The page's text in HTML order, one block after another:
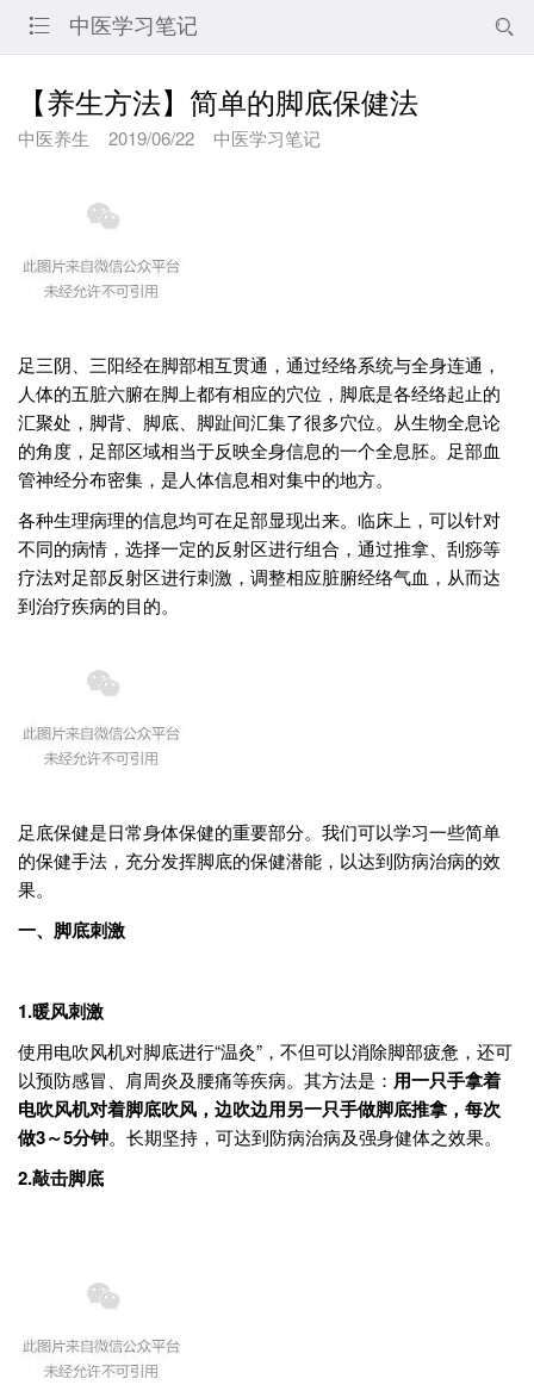
 中医学习笔记 
【养生方法】简单的脚底保健法
中医养生 2019/06/22 中医学习笔记
足三阴、三阳经在脚部相互贯通，通过经络系统与全身连通，
人体的五脏六腑在脚上都有相应的穴位，脚底是各经络起止的
汇聚处，脚背、脚底、脚趾间汇集了很多穴位。从生物全息论
的角度，足部区域相当于反映全身信息的一个全息胚。足部血
管神经分布密集，是人体信息相对集中的地方。
各种生理病理的信息均可在足部显现出来。临床上，可以针对
不同的病情，选择一定的反射区进行组合，通过推拿、刮痧等
疗法对足部反射区进行刺激，调整相应脏腑经络气血，从而达
到治疗疾病的目的。
足底保健是日常身体保健的重要部分。我们可以学习一些简单
的保健手法，充分发挥脚底的保健潜能，以达到防病治病的效
果。
一、脚底刺激
1.暖风刺激
使用电吹风机对脚底进行“温灸”，不但可以消除脚部疲惫，还可
以预防感冒、肩周炎及腰痛等疾病。其方法是： 用一只手拿着
电吹风机对着脚底吹风，边吹边用另一只手做脚底推拿，每次
做3～5分钟。长期坚持，可达到防病治病及强身健体之效果。
2.敲击脚底